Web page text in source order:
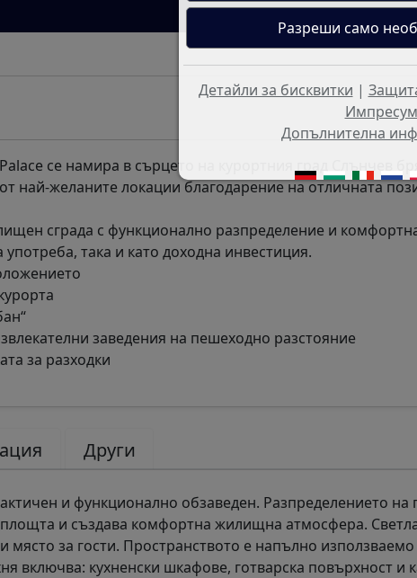
се намира в сърцето на курортния град Слънчев
най-желаните локации благодарение на отличната
сграда с функционално разпределение и
така и като доходна инвестиция.
заведения на пешеходно разстояние
за разходки
Други
и функционално обзаведен. Разпределението на
и създава комфортна жилищна атмосфера.
място за гости. Пространството е напълно
включва: кухненски шкафове, готварска повърхност и
Детайли за бисквитки |
Импресум
Допълнителна